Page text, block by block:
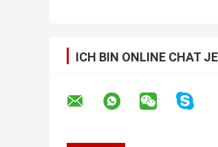
ICH BIN ONLINE CHAT